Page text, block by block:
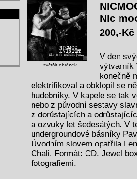
zvětšit obrázek
Nic
200,-Kč
V den
výtvarník
konečně
elektrifikoval a obklopil se
hudebníky. V kapele se tak
nebo z původní sestavy
z dorůstajících a
a ozvuky let šedesátých. V
undergroundové básníky
Úvodním slovem opatřila
Chali. Formát: CD. Jewel
fotografiemi.